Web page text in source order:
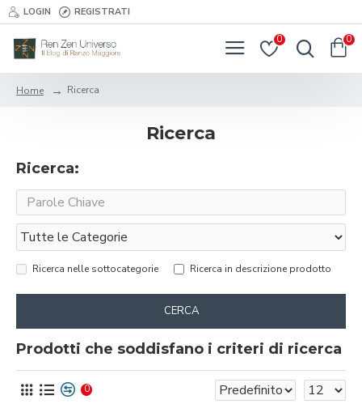
LOGIN REGISTRATI
0 0
Home Ricerca
Ricerca
Ricerca:
Ricerca nelle sottocategorie Ricerca in descrizione prodotto
CERCA
Prodotti che soddisfano i criteri di ricerca
0